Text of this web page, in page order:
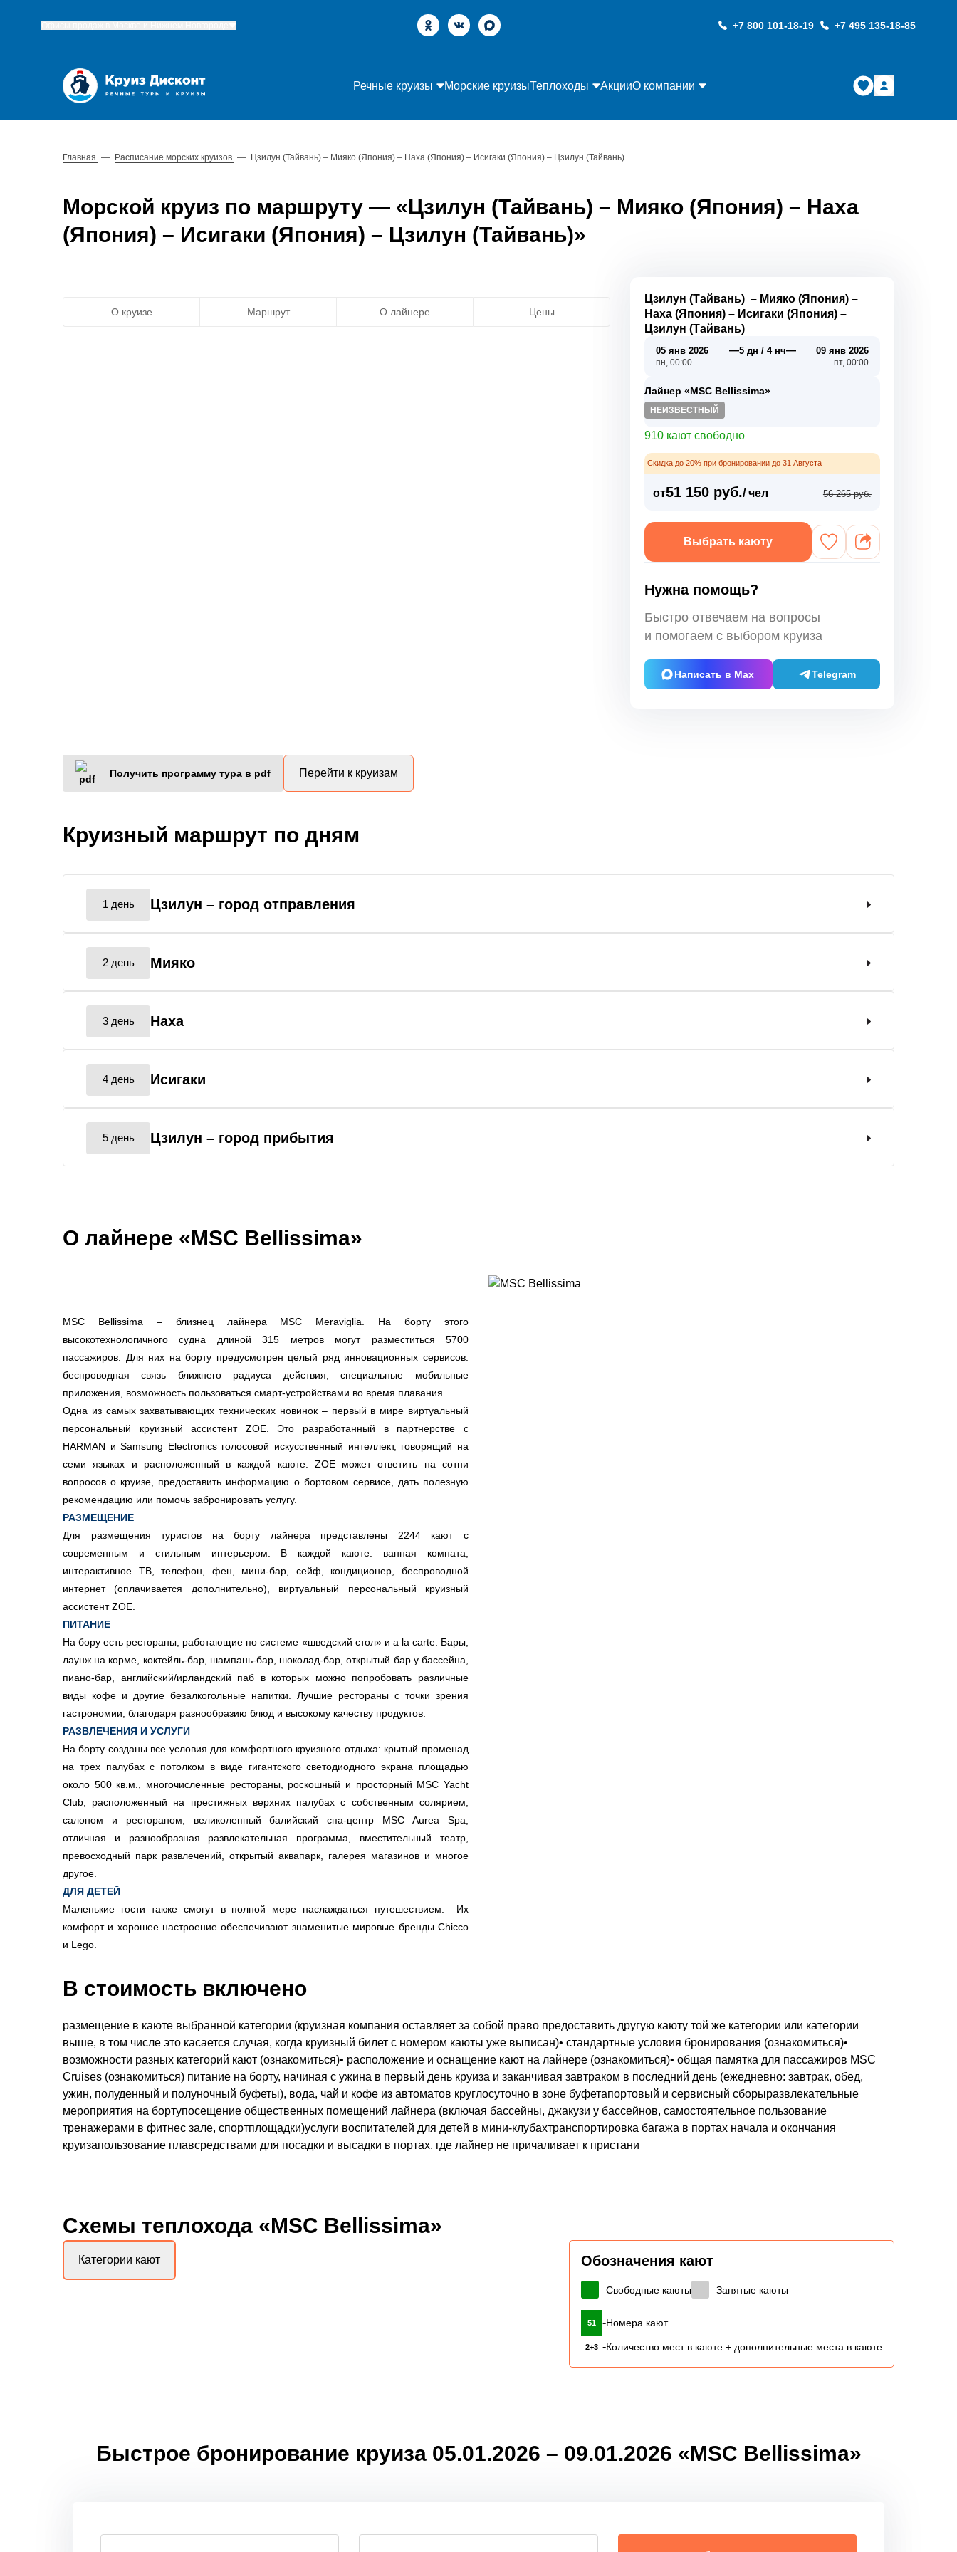
+7 800 101-18-19 +7 495 135-18-85
Речные круизы Морские круизыТеплоходы АкцииО компании
Главная — Расписание морских круизов — Цзилун (Тайвань) – Мияко (Япония) – Наха (Япония) – Исигаки (Япония) – Цзилун (Тайвань)
Морской круиз по маршруту — «Цзилун (Тайвань) – Мияко (Япония) – Наха
(Япония) – Исигаки (Япония) – Цзилун (Тайвань)»
О круизе Маршрут О лайнере Цены
Цзилун (Тайвань) – Мияко (Япония) –
Наха (Япония) – Исигаки (Япония) –
Цзилун (Тайвань)
05 янв 2026
пн, 00:00
—5 дн / 4 нч— 09 янв 2026
пт, 00:00
Лайнер «MSC Bellissima»
НЕИЗВЕСТНЫЙ
910 кают свободно
Скидка до 20% при бронировании до 31 Августа
от51 150 руб./ чел 56 265 руб.
Выбрать каюту
Нужна помощь?
Быстро отвечаем на вопросы
и помогаем с выбором круиза
Написать в Max Telegram
Получить программу тура в pdf Перейти к круизам
Круизный маршрут по дням
1 день Цзилун – город отправления
2 день Мияко
3 день Наха
4 день Исигаки
5 день Цзилун – город прибытия
О лайнере «MSC Bellissima»
MSC Bellissima – близнец лайнера MSC Meraviglia. На борту этого
высокотехнологичного судна длиной 315 метров могут разместиться 5700
пассажиров. Для них на борту предусмотрен целый ряд инновационных сервисов:
беспроводная связь ближнего радиуса действия, специальные мобильные
приложения, возможность пользоваться смарт-устройствами во время плавания.
Одна из самых захватывающих технических новинок – первый в мире виртуальный
персональный круизный ассистент ZOE. Это разработанный в партнерстве с
HARMAN и Samsung Electronics голосовой искусственный интеллект, говорящий на
семи языках и расположенный в каждой каюте. ZOE может ответить на сотни
вопросов о круизе, предоставить информацию о бортовом сервисе, дать полезную
рекомендацию или помочь забронировать услугу.
РАЗМЕЩЕНИЕ
Для размещения туристов на борту лайнера представлены 2244 кают с
современным и стильным интерьером. В каждой каюте: ванная комната,
интерактивное ТВ, телефон, фен, мини-бар, сейф, кондиционер, беспроводной
интернет (оплачивается дополнительно), виртуальный персональный круизный
ассистент ZOE.
ПИТАНИЕ
На бору есть рестораны, работающие по системе «шведский стол» и a la carte. Бары,
лаунж на корме, коктейль-бар, шампань-бар, шоколад-бар, открытый бар у бассейна,
пиано-бар, английский/ирландский паб в которых можно попробовать различные
виды кофе и другие безалкогольные напитки. Лучшие рестораны с точки зрения
гастрономии, благодаря разнообразию блюд и высокому качеству продуктов.
РАЗВЛЕЧЕНИЯ И УСЛУГИ
На борту созданы все условия для комфортного круизного отдыха: крытый променад
на трех палубах с потолком в виде гигантского светодиодного экрана площадью
около 500 кв.м., многочисленные рестораны, роскошный и просторный MSC Yacht
Club, расположенный на престижных верхних палубах с собственным солярием,
салоном и рестораном, великолепный балийский спа-центр MSC Aurea Spa,
отличная и разнообразная развлекательная программа, вместительный театр,
превосходный парк развлечений, открытый аквапарк, галерея магазинов и многое
другое.
ДЛЯ ДЕТЕЙ
Маленькие гости также смогут в полной мере наслаждаться путешествием. Их
комфорт и хорошее настроение обеспечивают знаменитые мировые бренды Chicco
и Lego.
В стоимость включено
размещение в каюте выбранной категории (круизная компания оставляет за собой право предоставить другую каюту той же категории или категории
выше, в том числе это касается случая, когда круизный билет с номером каюты уже выписан)• стандартные условия бронирования (ознакомиться)•
возможности разных категорий кают (ознакомиться)• расположение и оснащение кают на лайнере (ознакомиться)• общая памятка для пассажиров MSC
Cruises (ознакомиться) питание на борту, начиная с ужина в первый день круиза и заканчивая завтраком в последний день (ежедневно: завтрак, обед,
ужин, полуденный и полуночный буфеты), вода, чай и кофе из автоматов круглосуточно в зоне буфетапортовый и сервисный сборыразвлекательные
мероприятия на бортупосещение общественных помещений лайнера (включая бассейны, джакузи у бассейнов, самостоятельное пользование
тренажерами в фитнес зале, спортплощадки)услуги воспитателей для детей в мини-клубахтранспортировка багажа в портах начала и окончания
круизапользование плавсредствами для посадки и высадки в портах, где лайнер не причаливает к пристани
Схемы теплохода «MSC Bellissima»
Обозначения кают
Свободные каюты Занятые каюты
51 -Номера кают
2+3 -Количество мест в каюте + дополнительные места в каюте
Категории кают
Быстрое бронирование круиза 05.01.2026 – 09.01.2026 «MSC Bellissima»